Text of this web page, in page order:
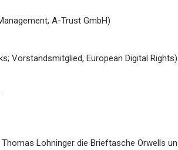
A-Trust GmbH)
Vorstandsmitglied, European Digital Rights)
Lohninger die Brieftasche Orwells